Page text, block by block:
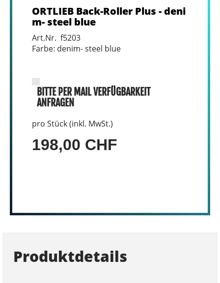
ORTLIEB Back-Roller Plus - deni
m- steel blue
Art.Nr. f5203
Farbe: denim- steel blue
BITTE PER MAIL VERFÜGBARKEIT
ANFRAGEN
pro Stück (inkl. MwSt.)
198,00 CHF
Produktdetails